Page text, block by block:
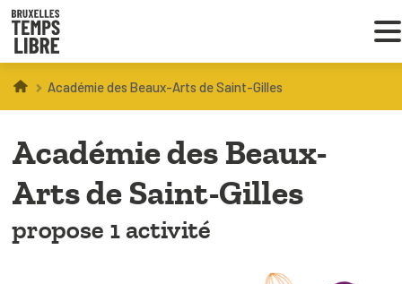
Infos parents
Droit au loisir
Coordinations ATL
VOUS CHERCHEZ DES ACTIVITÉS
Académie des Beaux-Arts de Saint-Gilles
Académie des Beaux-
Arts de Saint-Gilles
propose 1 activité